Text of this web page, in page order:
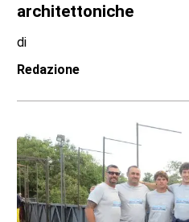
architettoniche
di
Redazione